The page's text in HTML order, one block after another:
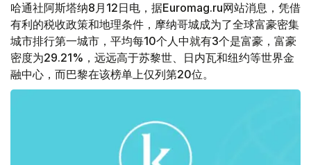
哈通社阿斯塔纳8月12日电，据Еuromag.ru网站消息，凭借
有利的税收政策和地理条件，摩纳哥城成为了全球富豪密集
城市排行第一城市，平均每10个人中就有3个是富豪，富豪
密度为29.21%，远远高于苏黎世、日内瓦和纽约等世界金
融中心，而巴黎在该榜单上仅列第20位。